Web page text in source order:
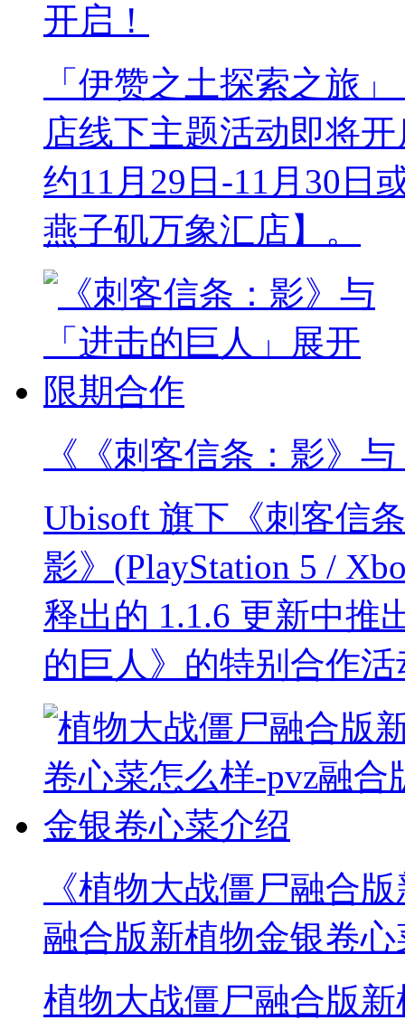
开启！
「伊赞之土探索之旅
店线下主题活动即将
约11月29日-11月30日
燕子矶万象汇店】。
《《刺客信条：影》
Ubisoft 旗下《刺客信
影》(PlayStation 5 /
释出的 1.1.6 更新中推
的巨人》的特别合作活
《植物大战僵尸融合
融合版新植物金银卷
植物大战僵尸融合版